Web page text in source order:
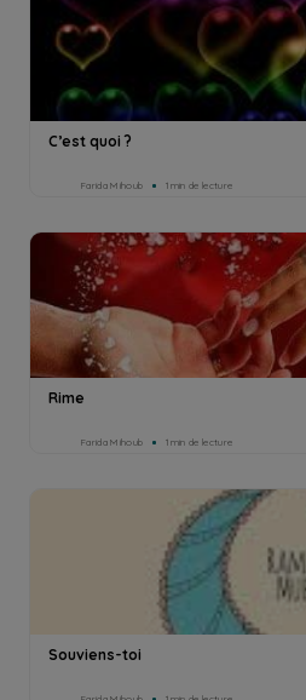
C’est quoi ?
Farida Mihoub 1min de lecture
Rime
Farida Mihoub 1min de lecture
Souviens-toi